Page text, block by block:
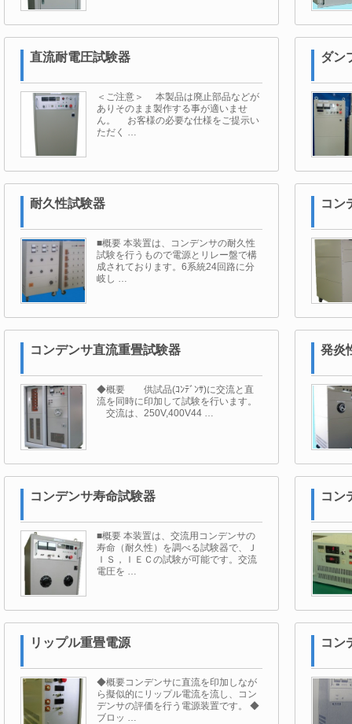
直流耐電圧試験器
＜ご注意＞ 本製品は廃止部品などが
ありそのまま製作する事が適いませ
ん。 お客様の必要な仕様をご提示い
ただく …
ダン
耐久性試験器
■概要 本装置は、コンデンサの耐久性
試験を行うもので電源とリレー盤で構
成されております。6系統24回路に分
岐し …
コン
コンデンサ直流重畳試験器
◆概要 供試品(ｺﾝﾃﾞﾝｻ)に交流と直
流を同時に印加して試験を行います。
交流は、250V,400V44 …
発炎
コンデンサ寿命試験器
■概要 本装置は、交流用コンデンサの
寿命（耐久性）を調べる試験器で、Ｊ
ＩＳ，ＩＥＣの試験が可能です。交流
電圧を …
コン
リップル重畳電源
◆概要コンデンサに直流を印加しなが
ら擬似的にリップル電流を流し、コン
デンサの評価を行う電源装置です。 ◆
ブロッ …
コン